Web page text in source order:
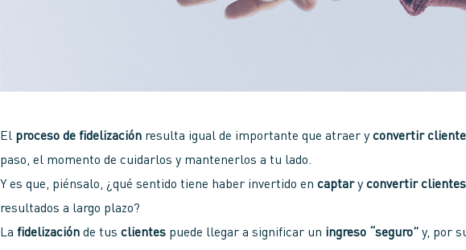
El proceso de fidelización resulta igual de importante que atraer yconvertir
paso, el momento de cuidarlos y mantenerlos a tu lado.
Y es que, piénsalo, ¿qué sentido tiene haber invertido encaptaryconvertir clientes
resultados a largo plazo?
Lafidelización de tusclientes puede llegar a significar un ingreso “seguro” y, por